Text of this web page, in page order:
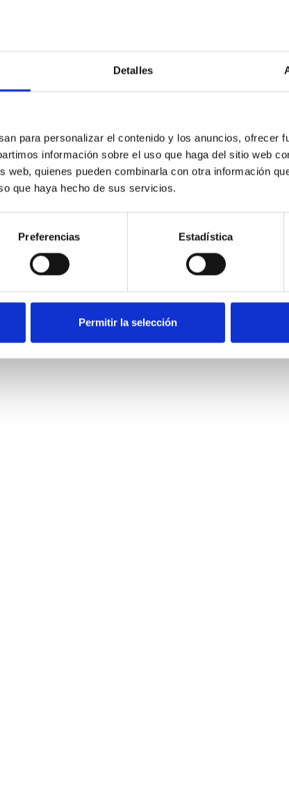
Detalles
para personalizar el contenido y los anuncios, ofrecer
información sobre el uso que haga del sitio web
web, quienes pueden combinarla con otra información
que haya hecho de sus servicios.
Preferencias Estadística
Permitir la selección